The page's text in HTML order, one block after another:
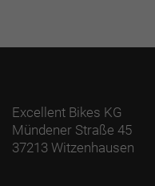
Excellent Bikes KG
Mündener Straße 45
37213 Witzenhausen